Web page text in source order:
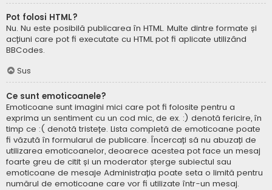
Pot folosi HTML?
Nu. Nu este posibilă publicarea în HTML. Multe dintre formate și
acțiuni care pot fi executate cu HTML pot fi aplicate utilizând
BBCodes.
Sus
Ce sunt emoticoanele?
Emoticoane sunt imagini mici care pot fi folosite pentru a
exprima un sentiment cu un cod mic, de ex. :) denotă fericire, în
timp ce :( denotă tristețe. Lista completă de emoticoane poate
fi văzută în formularul de publicare. Încercați să nu abuzați de
utilizarea emoticoanelor, deoarece acestea pot face un mesaj
foarte greu de citit și un moderator șterge subiectul sau
emoticoane de mesaje Administrația poate seta o limită pentru
numărul de emoticoane care vor fi utilizate într-un mesaj.